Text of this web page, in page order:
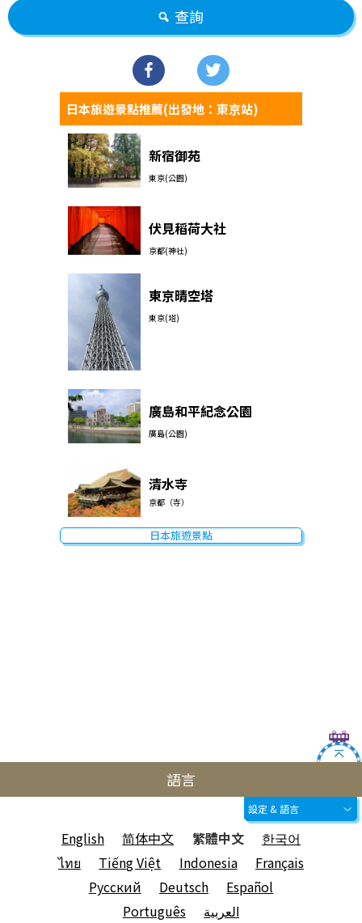
查詢
日本旅遊景點推薦(出發地：東京站)
新宿御苑
東京(公園)
伏見稻荷大社
京都(神社)
東京晴空塔
東京(塔)
廣島和平紀念公園
廣島(公園)
清水寺
京都（寺）
日本旅遊景點
語言
設定 & 語言
English 简体中文 繁體中文
한국어
ไทย
Tiếng Việt Indonesia
Français
Русский
Deutsch
Español
Português
العربية